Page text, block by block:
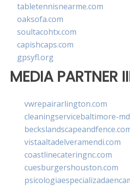
tabletennisnearme.com
oaksofa.com
soultacohtx.com
capishcaps.com
gpsyfl.org
MEDIA PARTNER
vwrepairarlington.com
cleaningservicebaltimore-
vistaaltadelveramendi.com
coastlinecateringnc.com
cuesburgershouston.com